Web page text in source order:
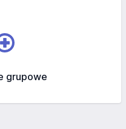
grupowe